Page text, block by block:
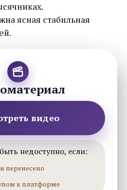
ясная стабильная
видео
недоступно, если:
перенесено
к платформе